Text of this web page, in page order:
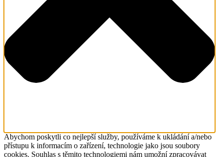
Abychom poskytli co nejlepší služby, používáme k ukládání a/nebo
přístupu k informacím o zařízení, technologie jako jsou soubory
cookies. Souhlas s těmito technologiemi nám umožní zpracovávat